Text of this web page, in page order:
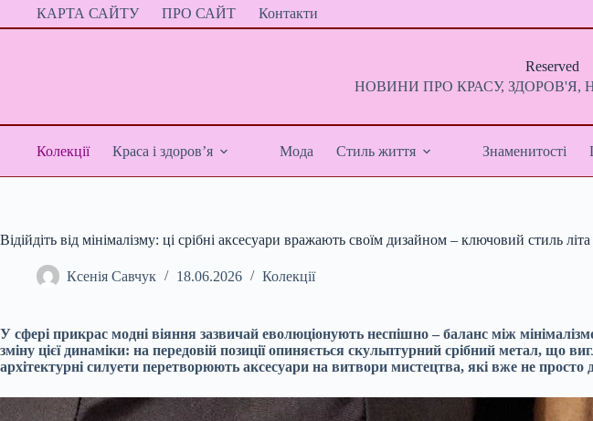
ПерейтиКАРТА САЙТУ ПРО САЙТ Контакти
Reserved
НОВИНИ ПРО КРАСУ, ЗДОРОВ'Я,
Колекції Краса і здоров’я Мода Стиль життя Знаменитості
Відійдіть від мінімалізму: ці срібні аксесуари вражають своїм дизайном – ключовий стиль
Ксенія Савчук 18.06.2026 Колекції
У сфері прикрас модні віяння зазвичай еволюціонують неспішно – баланс між
зміну цієї динаміки: на передовій позиції опиняється скульптурний срібний метал, що
архітектурні силуети перетворюють аксесуари на витвори мистецтва, які вже не